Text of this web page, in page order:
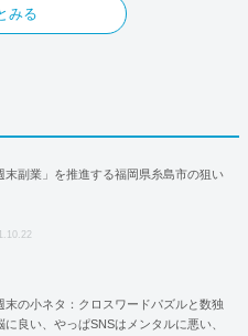
みる
末副業」を推進する福岡県糸島市の狙い
末の小ネタ：クロスワードパズルと数独
に良い、やっぱSNSはメンタルに悪い、